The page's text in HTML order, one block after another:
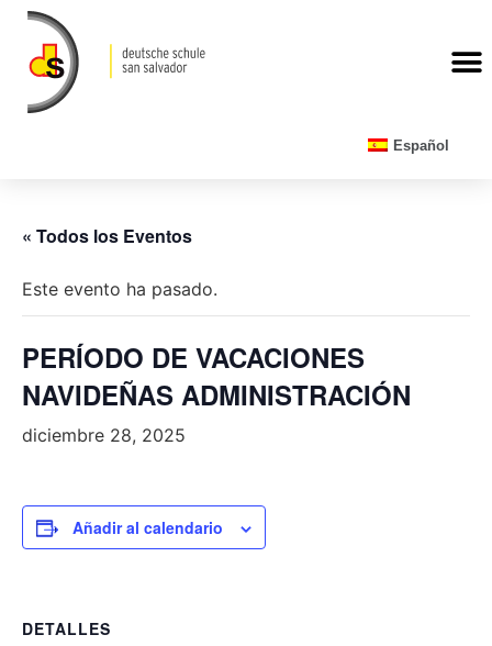
Español
« Todos los Eventos
Este evento ha pasado.
PERÍODO DE VACACIONES
NAVIDEÑAS ADMINISTRACIÓN
diciembre 28, 2025
Añadir al calendario
DETALLES